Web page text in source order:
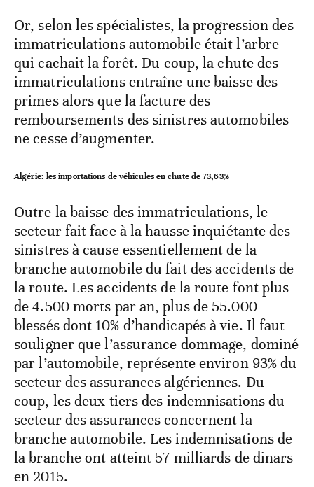
Or, selon les spécialistes, la progression des
immatriculations automobile était l’arbre
qui cachait la forêt. Du coup, la chute des
immatriculations entraîne une baisse des
primes alors que la facture des
remboursements des sinistres automobiles
ne cesse d’augmenter.
Algérie: les importations de véhicules en chute de 73,63%
Outre la baisse des immatriculations, le
secteur fait face à la hausse inquiétante des
sinistres à cause essentiellement de la
branche automobile du fait des accidents de
la route. Les accidents de la route font plus
de 4.500 morts par an, plus de 55.000
blessés dont 10% d’handicapés à vie. Il faut
souligner que l’assurance dommage, dominé
par l’automobile, représente environ 93% du
secteur des assurances algériennes. Du
coup, les deux tiers des indemnisations du
secteur des assurances concernent la
branche automobile. Les indemnisations de
la branche ont atteint 57 milliards de dinars
en 2015.